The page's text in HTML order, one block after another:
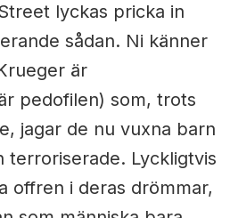
lyckas pricka in
sådan. Ni känner
är
pedofilen) som, trots
jagar de nu vuxna barn
terroriserade. Lyckligtvis
offren i deras drömmar,